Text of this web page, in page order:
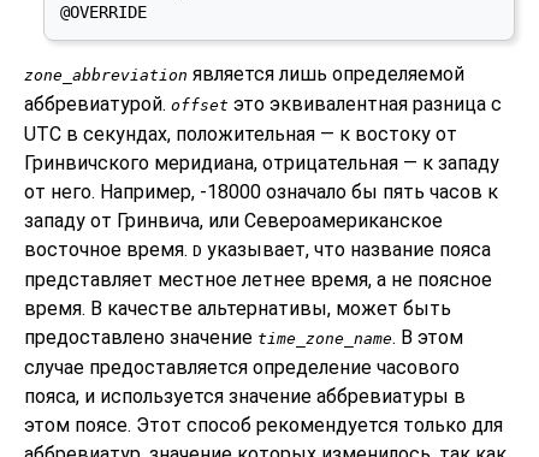
@OVERRIDE
zone_abbreviation является лишь определяемой
аббревиатурой. offset это эквивалентная разница с
UTC в секундах, положительная — к востоку от
Гринвичского меридиана, отрицательная — к западу
от него. Например, -18000 означало бы пять часов к
западу от Гринвича, или Североамериканское
восточное время. D указывает, что название пояса
представляет местное летнее время, а не поясное
время. В качестве альтернативы, может быть
предоставлено значение time_zone_name. В этом
случае предоставляется определение часового
пояса, и используется значение аббревиатуры в
этом поясе. Этот способ рекомендуется только для